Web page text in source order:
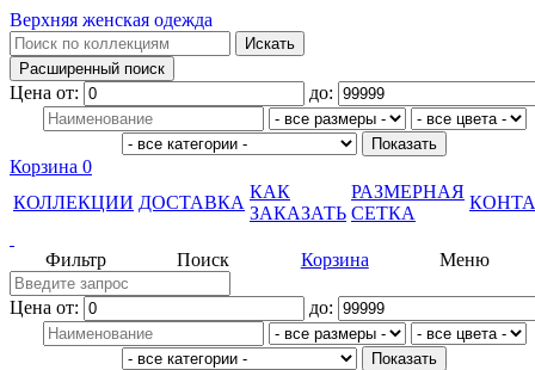
Верхняя женская одежда
Цена от: до:
Корзина 0
КОЛЛЕКЦИИ ДОСТАВКА
КАК
ЗАКАЗАТЬ
РАЗМЕРНАЯ
СЕТКА
Меню
Корзина
Поиск
Фильтр
Цена от: до: